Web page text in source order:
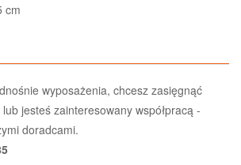
cm
wyposażenia, chcesz zasięgnąć
jesteś zainteresowany współpracą -
doradcami.